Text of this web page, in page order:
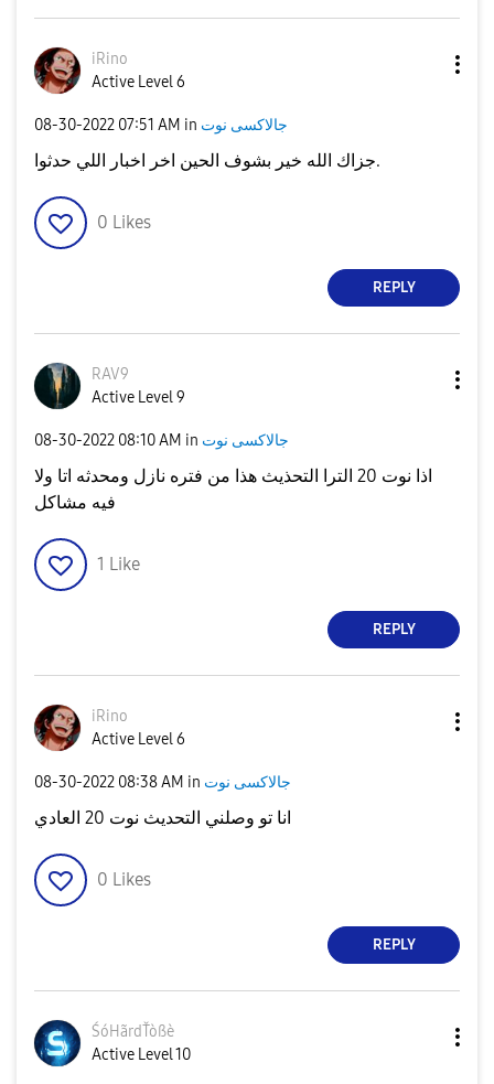
iRino
Active Level 6
‎08-30-2022 07:51 AM in جالاكسى نوت
جزاك الله خير بشوف الحين اخر اخبار اللي حدثوا.
0 Likes
REPLY
RAV9
Active Level 9
‎08-30-2022 08:10 AM in جالاكسى نوت
اذا نوت 20 الترا التحذيث هذا من فتره نازل ومحدثه اتا ولا
فيه مشاكل
1 Like
REPLY
iRino
Active Level 6
‎08-30-2022 08:38 AM in جالاكسى نوت
انا تو وصلني التحديث نوت 20 العادي
0 Likes
REPLY
ŚóHãrdŤòßè
Active Level 10